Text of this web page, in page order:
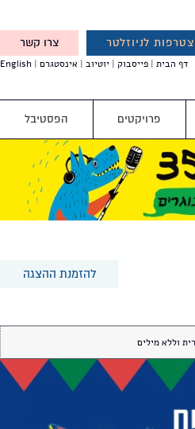
לניוזלטר צרו קשר
דף הבית פייסבוק יוטיוב אינסטגרם English
פרויקטים הפסטיבל
להזמנת ההצגה
וללא מילים